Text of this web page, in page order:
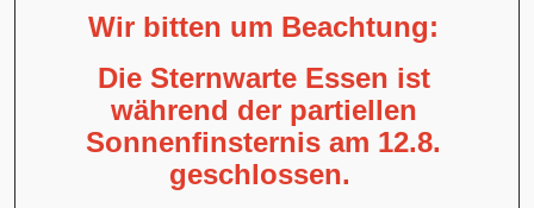
Wir bitten um Beachtung:
Die Sternwarte Essen ist
während der partiellen
Sonnenfinsternis am 12.8.
geschlossen.